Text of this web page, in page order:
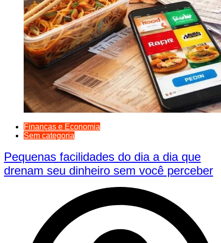
Finanças e Economia
Sem categoria
Pequenas facilidades do dia a dia que
drenam seu dinheiro sem você perceber